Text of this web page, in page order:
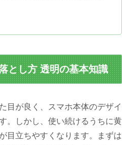
とし方 透明の基本知識
目が良く、スマホ本体のデザイ
。しかし、使い続けるうちに黄
目立ちやすくなります。まずは